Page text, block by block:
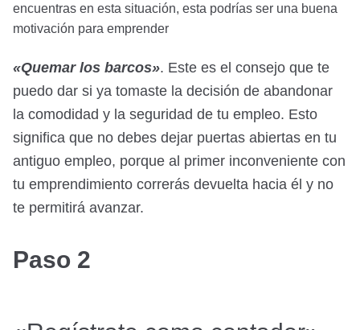
encuentras en esta situación, esta podrías ser una buena
motivación para emprender
«Quemar los barcos». Este es el consejo que te
puedo dar si ya tomaste la decisión de abandonar
la comodidad y la seguridad de tu empleo. Esto
significa que no debes dejar puertas abiertas en tu
antiguo empleo, porque al primer inconveniente con
tu emprendimiento correrás devuelta hacia él y no
te permitirá avanzar.
Paso 2